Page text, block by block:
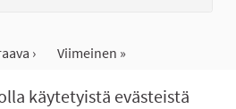
käytetyistä evästeistä
› Viimeinen »
Näytä kaikki peruutetut ideat